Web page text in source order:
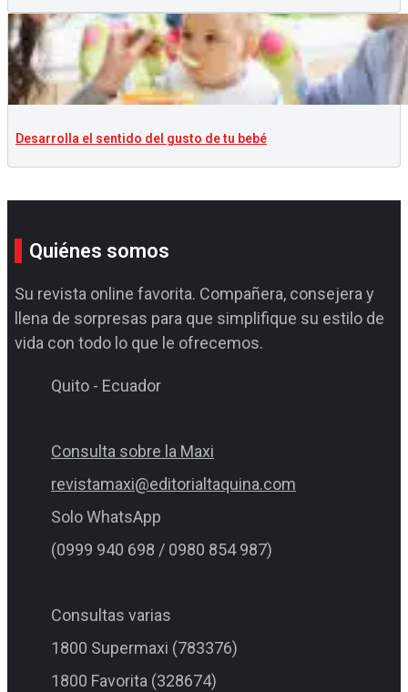
Desarrolla el sentido del gusto de tu bebé
Quiénes somos
Su revista online favorita. Compañera, consejera y
llena de sorpresas para que simplifique su estilo de
vida con todo lo que le ofrecemos.
Quito - Ecuador
Consulta sobre la Maxi
revistamaxi@editorialtaquina.com
Solo WhatsApp
(0999 940 698 / 0980 854 987)
Consultas varias
1800 Supermaxi (783376)
1800 Favorita (328674)